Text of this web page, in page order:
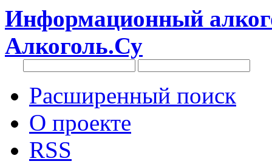
Информационный
Алкоголь.Су
Расширенный поиск
О проекте
RSS